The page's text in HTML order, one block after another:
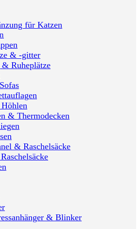
für Katzen
& -gitter
& Ruheplätze
& Thermodecken
& Raschelsäcke
& Blinker